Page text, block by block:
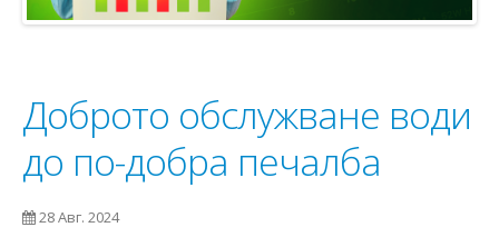
Доброто обслужване води
до по-добра печалба
28 Авг. 2024